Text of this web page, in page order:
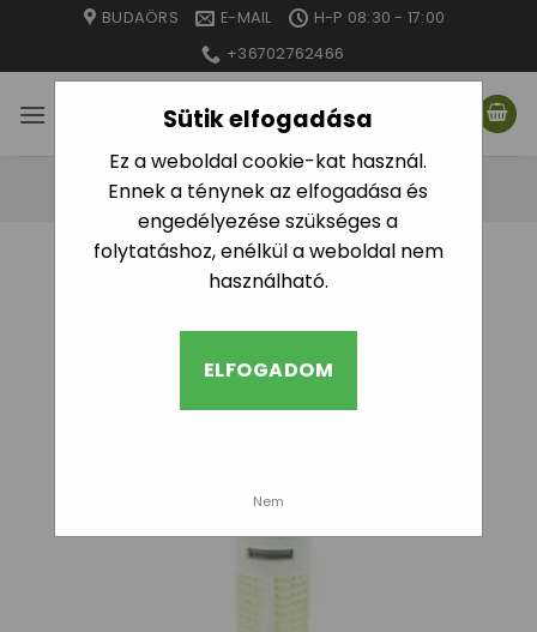
Sütik elfogadása
Ez a weboldal cookie-kat használ.
Ennek a ténynek az elfogadása és
engedélyezése szükséges a
folytatáshoz, enélkül a weboldal nem
használható.
ELFOGADOM
Nem
content
BUDAÖRS E-MAIL
H-P 08:30 - 17:00
+36702762466